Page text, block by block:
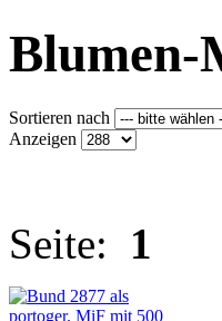
Blumen-
Sortieren nach
Anzeigen
Seite: 1